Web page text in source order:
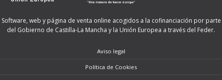
Software, web y página de venta online acogidos a la cofinanciación por parte
del Gobierno de Castilla-La Mancha y la Unión Europea a través del Feder.
Aviso legal
Política de Cookies